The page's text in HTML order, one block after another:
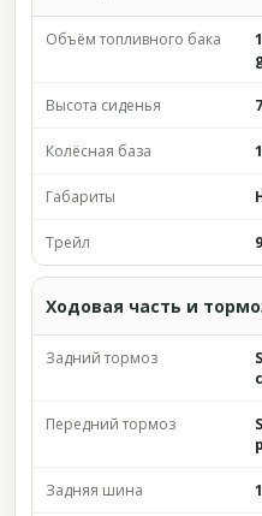
Объём топливного бака
Высота сиденья
Колёсная база
Габариты
Трейл
Ходовая часть и
Задний тормоз
Передний тормоз
Задняя шина